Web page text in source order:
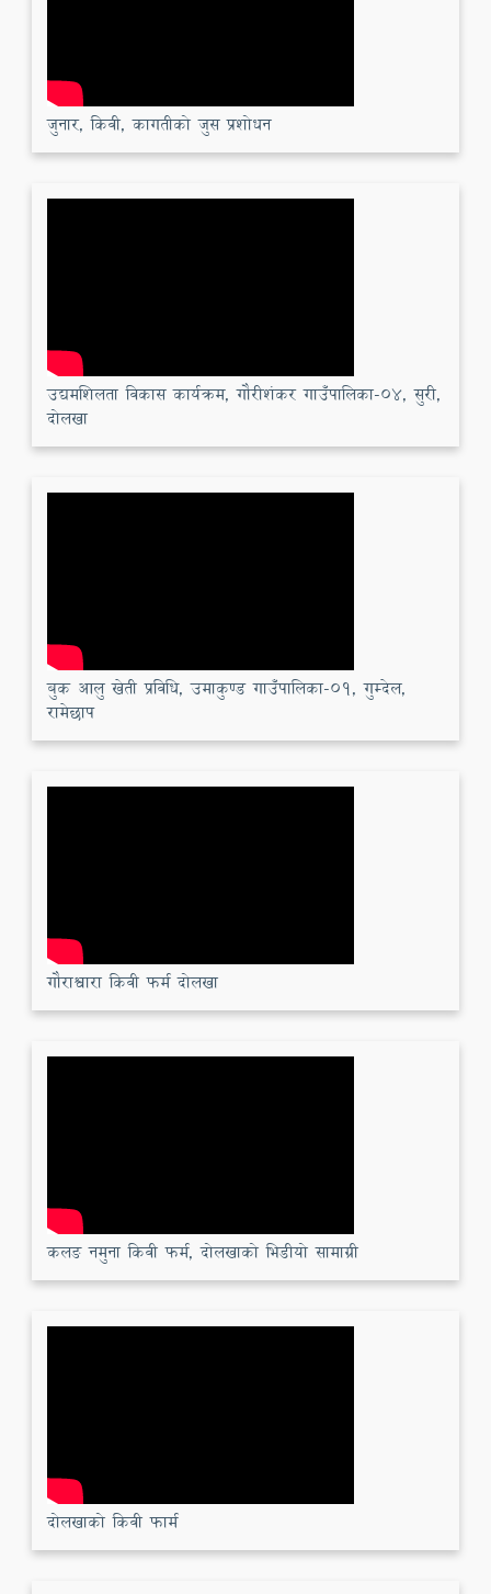
जुनार, किवी, कागतीको जुस प्रशोधन
उद्यमशिलता विकास कार्यक्रम, गौरीशंकर गाउँपालिका-०४, सुरी,
दोलखा
बुक आलु खेती प्रविधि, उमाकुण्ड गाउँपालिका-०१, गुम्देल,
रामेछाप
गौराश्वारा किवी फर्म दोलखा
कलङ नमुना किवी फर्म, दोलखाको भिडीयो सामाग्री
दोलखाको किवी फार्म